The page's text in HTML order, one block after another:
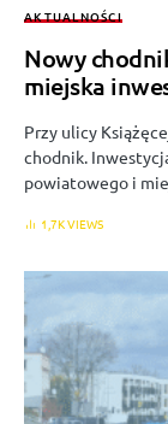
AKTUALNOŚCI
Nowy
miejska
Przy ulicy
chodnik.
powiatowego i
1,7K VIEWS